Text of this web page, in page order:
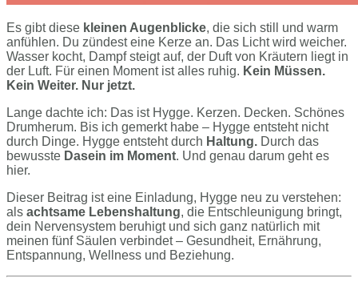
Es gibt diese kleinen Augenblicke, die sich still und warm
anfühlen. Du zündest eine Kerze an. Das Licht wird weicher.
Wasser kocht, Dampf steigt auf, der Duft von Kräutern liegt in
der Luft. Für einen Moment ist alles ruhig. Kein Müssen.
Kein Weiter. Nur jetzt.
Lange dachte ich: Das ist Hygge. Kerzen. Decken. Schönes
Drumherum. Bis ich gemerkt habe – Hygge entsteht nicht
durch Dinge. Hygge entsteht durch Haltung. Durch das
bewusste Dasein im Moment. Und genau darum geht es
hier.
Dieser Beitrag ist eine Einladung, Hygge neu zu verstehen:
als achtsame Lebenshaltung, die Entschleunigung bringt,
dein Nervensystem beruhigt und sich ganz natürlich mit
meinen fünf Säulen verbindet – Gesundheit, Ernährung,
Entspannung, Wellness und Beziehung.